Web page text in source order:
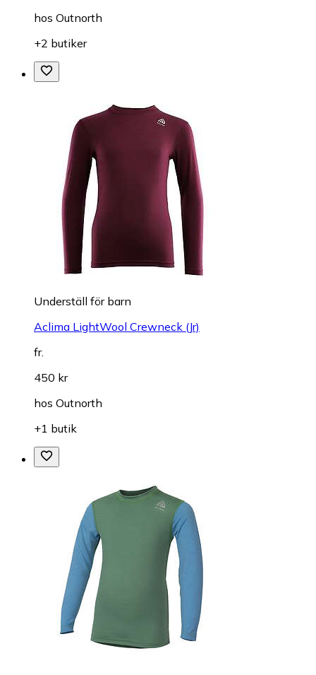
hos Outnorth
+2 butiker
Underställ för barn
Aclima LightWool Crewneck (Jr)
fr.
450 kr
hos Outnorth
+1 butik